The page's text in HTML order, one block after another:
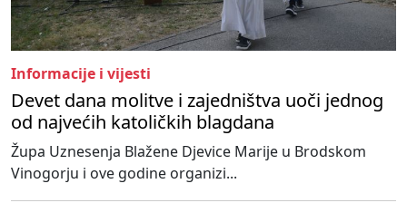
Informacije i vijesti
Devet dana molitve i zajedništva uoči jednog
od najvećih katoličkih blagdana
Župa Uznesenja Blažene Djevice Marije u Brodskom
Vinogorju i ove godine organizi...